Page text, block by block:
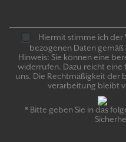
Hiermit stimme ich
bezogenen Daten gemäß
Hinweis: Sie können eine
widerrufen. Dazu reicht eine
uns. Die Recht­mäßigkeit
verarbeitung bleibt
* Bitte geben Sie in das